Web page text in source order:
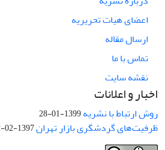
اعضای هیات تحریریه
ارسال مقاله
تماس با ما
نقشه سایت
اخبار و اعلانات
روش ارتباط با نشریه1399-01-28
ظرفیت‌های گردشگری بازار تهران1397-02-02